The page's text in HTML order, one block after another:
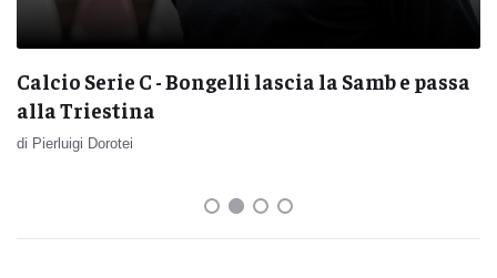
Calcio Serie C - Bongelli lascia la Samb e passa
alla Triestina
di Pierluigi Dorotei